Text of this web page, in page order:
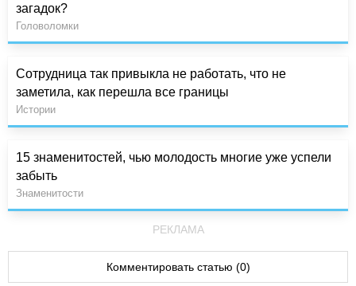
загадок?
Головоломки
Сотрудница так привыкла не работать, что не
заметила, как перешла все границы
Истории
15 знаменитостей, чью молодость многие уже успели
забыть
Знаменитости
РЕКЛАМА
Комментировать статью (0)